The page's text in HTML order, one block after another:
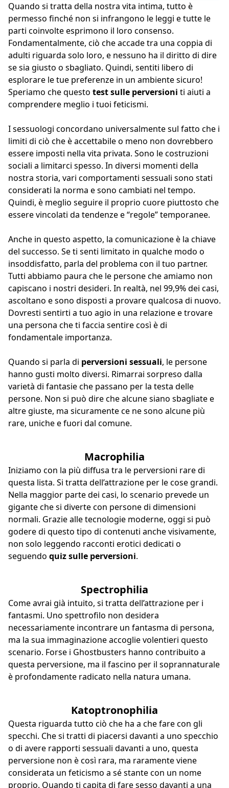
Quando si tratta della nostra vita intima, tutto è
permesso finché non si infrangono le leggi e tutte le
parti coinvolte esprimono il loro consenso.
Fondamentalmente, ciò che accade tra una coppia di
adulti riguarda solo loro, e nessuno ha il diritto di dire
se sia giusto o sbagliato. Quindi, sentiti libero di
esplorare le tue preferenze in un ambiente sicuro!
Speriamo che questo test sulle perversioni ti aiuti a
comprendere meglio i tuoi feticismi.
I sessuologi concordano universalmente sul fatto che i
limiti di ciò che è accettabile o meno non dovrebbero
essere imposti nella vita privata. Sono le costruzioni
sociali a limitarci spesso. In diversi momenti della
nostra storia, vari comportamenti sessuali sono stati
considerati la norma e sono cambiati nel tempo.
Quindi, è meglio seguire il proprio cuore piuttosto che
essere vincolati da tendenze e “regole” temporanee.
Anche in questo aspetto, la comunicazione è la chiave
del successo. Se ti senti limitato in qualche modo o
insoddisfatto, parla del problema con il tuo partner.
Tutti abbiamo paura che le persone che amiamo non
capiscano i nostri desideri. In realtà, nel 99,9% dei casi,
ascoltano e sono disposti a provare qualcosa di nuovo.
Dovresti sentirti a tuo agio in una relazione e trovare
una persona che ti faccia sentire così è di
fondamentale importanza.
Quando si parla di perversioni sessuali, le persone
hanno gusti molto diversi. Rimarrai sorpreso dalla
varietà di fantasie che passano per la testa delle
persone. Non si può dire che alcune siano sbagliate e
altre giuste, ma sicuramente ce ne sono alcune più
rare, uniche e fuori dal comune.
Macrophilia
Iniziamo con la più diffusa tra le perversioni rare di
questa lista. Si tratta dell’attrazione per le cose grandi.
Nella maggior parte dei casi, lo scenario prevede un
gigante che si diverte con persone di dimensioni
normali. Grazie alle tecnologie moderne, oggi si può
godere di questo tipo di contenuti anche visivamente,
non solo leggendo racconti erotici dedicati o
seguendo quiz sulle perversioni.
Spectrophilia
Come avrai già intuito, si tratta dell’attrazione per i
fantasmi. Uno spettrofilo non desidera
necessariamente incontrare un fantasma di persona,
ma la sua immaginazione accoglie volentieri questo
scenario. Forse i Ghostbusters hanno contribuito a
questa perversione, ma il fascino per il soprannaturale
è profondamente radicato nella natura umana.
Katoptronophilia
Questa riguarda tutto ciò che ha a che fare con gli
specchi. Che si tratti di piacersi davanti a uno specchio
o di avere rapporti sessuali davanti a uno, questa
perversione non è così rara, ma raramente viene
considerata un feticismo a sé stante con un nome
proprio. Quando ti capita di fare sesso davanti a una